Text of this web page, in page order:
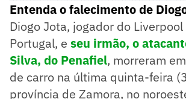
Entenda o falecimento de
Diogo Jota, jogador do Liverpool
Portugal, e seu irmão, o
Silva, do Penafiel, morreram
de carro na última quinta-feira
província de Zamora, no